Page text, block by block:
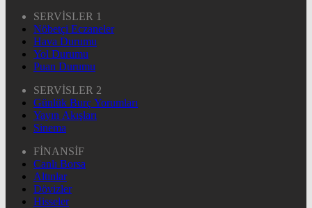
SERVİSLER 1
Nöbetçi Eczaneler
Hava Durumu
Yol Durumu
Puan Durumu
SERVİSLER 2
Günlük Burç Yorumları
Yayın Akışları
Sinema
FİNANSİF
Canlı Borsa
Altınlar
Dövizler
Hisseler